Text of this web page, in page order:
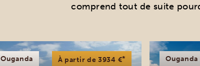
comprend tout de suite
Ouganda À partir de 3934 €* Ouganda